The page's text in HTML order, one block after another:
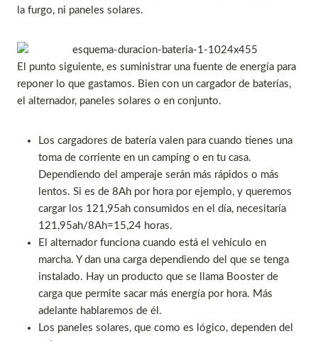
la furgo, ni paneles solares.
El punto siguiente, es suministrar una fuente de energía para
reponer lo que gastamos. Bien con un cargador de baterías,
el alternador, paneles solares o en conjunto.
Los cargadores de batería valen para cuando tienes una
toma de corriente en un camping o en tu casa.
Dependiendo del amperaje serán más rápidos o más
lentos. Si es de 8Ah por hora por ejemplo, y queremos
cargar los 121,95ah consumidos en el día, necesitaría
121,95ah/8Ah=15,24 horas.
El alternador funciona cuando está el vehículo en
marcha. Y dan una carga dependiendo del que se tenga
instalado. Hay un producto que se llama Booster de
carga que permite sacar más energía por hora. Más
adelante hablaremos de él.
Los paneles solares, que como es lógico, dependen del